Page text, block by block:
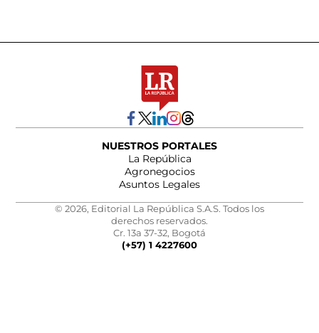
NUESTROS PORTALES
La República
Agronegocios
Asuntos Legales
© 2026, Editorial La República S.A.S. Todos los
derechos reservados.
Cr. 13a 37-32, Bogotá
(+57) 1 4227600